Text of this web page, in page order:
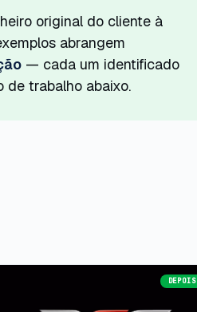
original do cliente à
abrangem
— cada um identificado
de trabalho abaixo.
DEPOIS